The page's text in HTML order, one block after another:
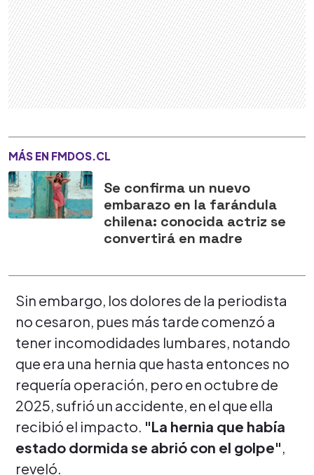
MÁS EN FMDOS.CL
Se confirma un nuevo
embarazo en la farándula
chilena: conocida actriz se
convertirá en madre
Sin embargo, los dolores de la periodista
no cesaron, pues más tarde comenzó a
tener incomodidades lumbares, notando
que era una hernia que hasta entonces no
requería operación, pero en octubre de
2025, sufrió un accidente, en el que ella
recibió el impacto. "La hernia que había
estado dormida se abrió con el golpe",
reveló.